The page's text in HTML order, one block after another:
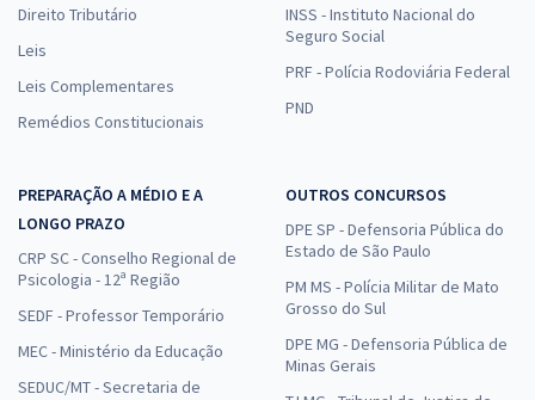
Direito Tributário
Leis
Leis Complementares
Remédios Constitucionais
INSS - Instituto Nacional do
Seguro Social
PRF - Polícia Rodoviária Federal
PND
PREPARAÇÃO A MÉDIO E A
LONGO PRAZO
CRP SC - Conselho Regional de
Psicologia - 12ª Região
SEDF - Professor Temporário
MEC - Ministério da Educação
SEDUC/MT - Secretaria de
OUTROS CONCURSOS
DPE SP - Defensoria Pública do
Estado de São Paulo
PM MS - Polícia Militar de Mato
Grosso do Sul
DPE MG - Defensoria Pública de
Minas Gerais